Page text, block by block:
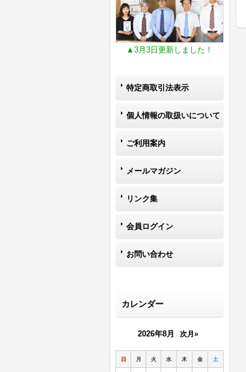
▲3月3日更新しました！
特定商取引法表示
個人情報の取扱いについて
ご利用案内
メールマガジン
リンク集
会員ログイン
お問い合わせ
カレンダー
2026年8月 次月»
日 月 火 水 木 金 土